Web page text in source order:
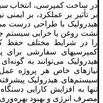
در ساخت کمپرسی، انتخاب
بر تأثیر بر عملکرد، بر
هیدرولیک با طراحی درست
نشت روغن یا خرابی سیستم
را در شرایط مختلف حفظ
کمپرسیهای سفارشی برای
هیدرولیک می‌توانند به
نیازهای خاص هر پروژه عمل
سیستم‌های هیدرولیک
تنها به افزایش کارایی
مصرف انرژی و بهبود